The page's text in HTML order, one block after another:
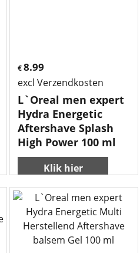
€8.99
excl Verzendkosten
L`Oreal men expert
Hydra Energetic
Aftershave Splash
High Power 100 ml
Klik hier